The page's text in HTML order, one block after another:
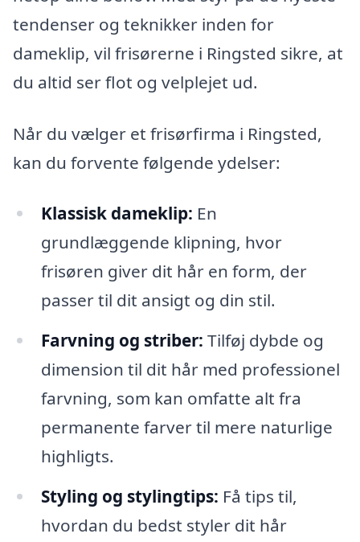
tendenser og teknikker inden for
dameklip, vil frisørerne i Ringsted sikre, at
du altid ser flot og velplejet ud.
Når du vælger et frisørfirma i Ringsted,
kan du forvente følgende ydelser:
Klassisk dameklip: En
grundlæggende klipning, hvor
frisøren giver dit hår en form, der
passer til dit ansigt og din stil.
Farvning og striber: Tilføj dybde og
dimension til dit hår med professionel
farvning, som kan omfatte alt fra
permanente farver til mere naturlige
highligts.
Styling og stylingtips: Få tips til,
hvordan du bedst styler dit hår